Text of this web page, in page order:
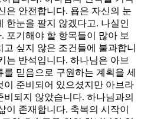
은 안전합니다. 욥은 자신의 눈
한눈을 팔지 않겠다고. 나실인
포기해야 할 항목들이 많아 보
싶지 않은 조건들에 불과합니
는 반석입니다. 하나님은 아브
믿음으로 구원하는 계획을 세
이 준비되어 있으셨지만 아브라
되지 않았습니다. 하나님과의
이 존재합니다. 축복의 시작이